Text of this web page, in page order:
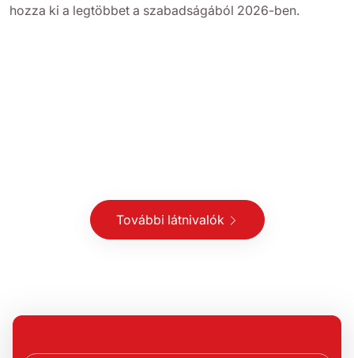
hozza ki a legtöbbet a szabadságából 2026-ben.
További látnivalók